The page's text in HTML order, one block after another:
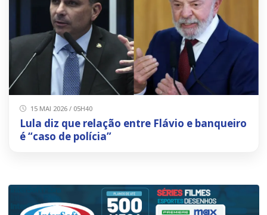
15 MAI 2026 / 05H40
Lula diz que relação entre Flávio e banqueiro
é “caso de polícia”